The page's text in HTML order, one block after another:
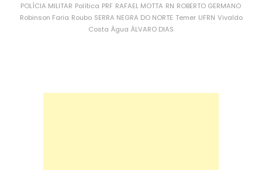
POLÍCIA MILITAR Política PRF RAFAEL MOTTA RN ROBERTO GERMANO
Robinson Faria Roubo SERRA NEGRA DO NORTE Temer UFRN Vivaldo
Costa Água ÁLVARO DIAS